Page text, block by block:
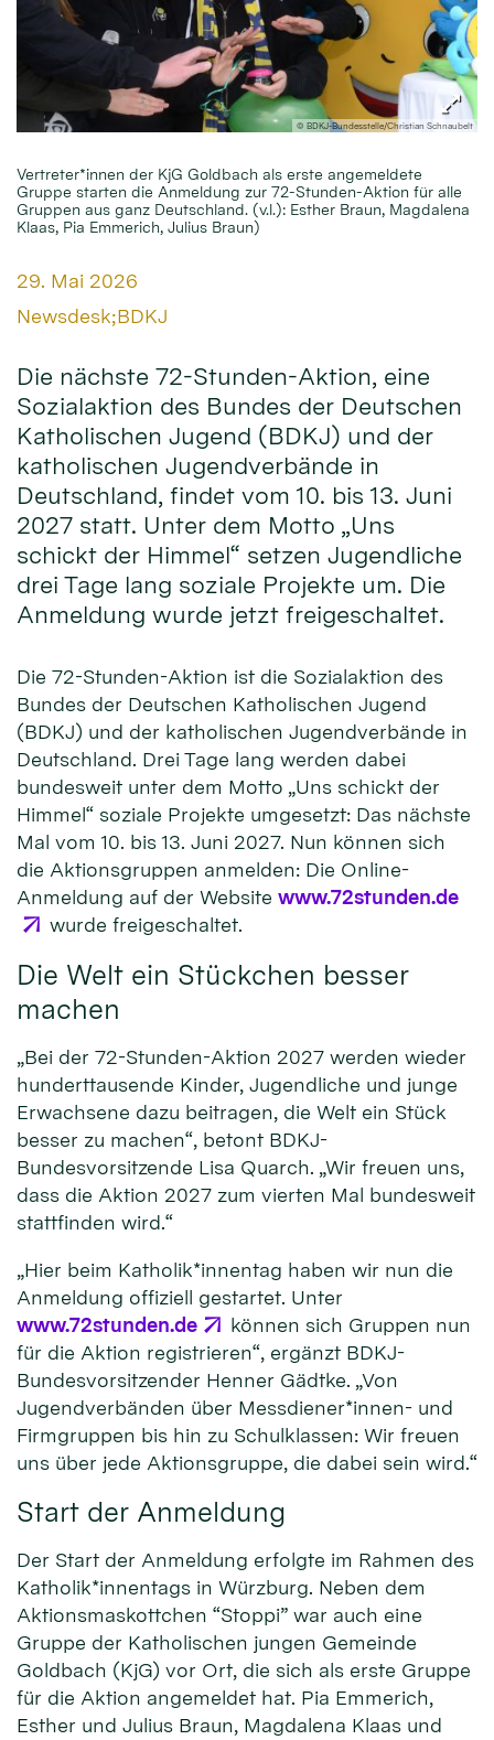
© BDKJ-Bundesstelle/Christian Schnaubelt
Vertreter*innen der KjG Goldbach als erste angemeldete
Gruppe starten die Anmeldung zur 72-Stunden-Aktion für alle
Gruppen aus ganz Deutschland. (v.l.): Esther Braun, Magdalena
Klaas, Pia Emmerich, Julius Braun)
Datum:
29. Mai 2026
Von:
Newsdesk;BDKJ
Die nächste 72-Stunden-Aktion, eine
Sozialaktion des Bundes der Deutschen
Katholischen Jugend (BDKJ) und der
katholischen Jugendverbände in
Deutschland, findet vom 10. bis 13. Juni
2027 statt. Unter dem Motto „Uns
schickt der Himmel“ setzen Jugendliche
drei Tage lang soziale Projekte um. Die
Anmeldung wurde jetzt freigeschaltet.
Die 72-Stunden-Aktion ist die Sozialaktion des
Bundes der Deutschen Katholischen Jugend
(BDKJ) und der katholischen Jugendverbände in
Deutschland. Drei Tage lang werden dabei
bundesweit unter dem Motto „Uns schickt der
Himmel“ soziale Projekte umgesetzt: Das nächste
Mal vom 10. bis 13. Juni 2027. Nun können sich
die Aktionsgruppen anmelden: Die Online-
Anmeldung auf der Website www.72stunden.de
wurde freigeschaltet.
Die Welt ein Stückchen besser
machen
„Bei der 72-Stunden-Aktion 2027 werden wieder
hunderttausende Kinder, Jugendliche und junge
Erwachsene dazu beitragen, die Welt ein Stück
besser zu machen“, betont BDKJ-
Bundesvorsitzende Lisa Quarch. „Wir freuen uns,
dass die Aktion 2027 zum vierten Mal bundesweit
stattfinden wird.“
„Hier beim Katholik*innentag haben wir nun die
Anmeldung offiziell gestartet. Unter
www.72stunden.de
können sich Gruppen nun
für die Aktion registrieren“, ergänzt BDKJ-
Bundesvorsitzender Henner Gädtke. „Von
Jugendverbänden über Messdiener*innen- und
Firmgruppen bis hin zu Schulklassen: Wir freuen
uns über jede Aktionsgruppe, die dabei sein wird.“
Start der Anmeldung
Der Start der Anmeldung erfolgte im Rahmen des
Katholik*innentags in Würzburg. Neben dem
Aktionsmaskottchen “Stoppi” war auch eine
Gruppe der Katholischen jungen Gemeinde
Goldbach (KjG) vor Ort, die sich als erste Gruppe
für die Aktion angemeldet hat. Pia Emmerich,
Esther und Julius Braun, Magdalena Klaas und